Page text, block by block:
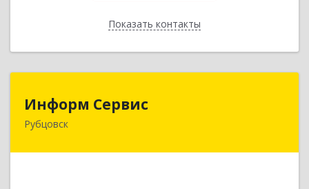
Показать контакты
Назад
Информ Сервис
Рубцовск
658204, Алтайский край, Рубцовск г, Алтайская